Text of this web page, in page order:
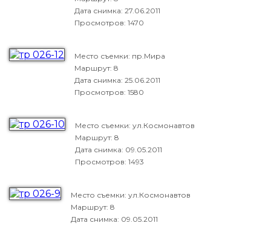
Дата снимка: 27.06.2011
Просмотров: 1470
Место съемки: пр.Мира
Маршрут: 8
Дата снимка: 25.06.2011
Просмотров: 1580
Место съемки: ул.Космонавтов
Маршрут: 8
Дата снимка: 09.05.2011
Просмотров: 1493
Место съемки: ул.Космонавтов
Маршрут: 8
Дата снимка: 09.05.2011